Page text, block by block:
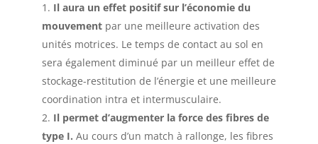
Il aura un effet positif sur l’économie du
mouvementpar une meilleure activation des
unités motrices. Le temps de contact au sol en
sera également diminué par un meilleur effet de
stockage-restitution de l’énergie et une meilleure
coordination intra et intermusculaire.
Il permet d’augmenter la force des fibres de
type I. Au cours d’un match à rallonge, les fibres